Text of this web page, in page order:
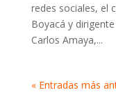
redes sociales, el
Boyacá y
Carlos Amaya,...
« Entradas más